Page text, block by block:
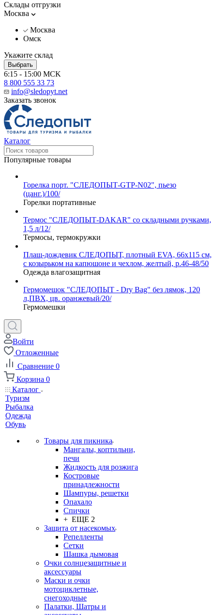
Склады отгрузки
Москва
Москва
Омск
Укажите склад
Выбрать
6:15 - 15:00 MCK
8 800 555 33 73
info@sledopyt.net
Заказать звонок
Каталог
Популярные товары
Горелка порт. "СЛЕДОПЫТ-GTP-N02", пьезо
(цанг.)/100/
Горелки портативные
Термос "СЛЕДОПЫТ-DAKAR" со складными ручками,
1,5 л/12/
Термосы, термокружки
Плащ-дождевик СЛЕДОПЫТ, плотный EVA, 66х115 см,
с козырьком на капюшоне и чехлом, желтый, р.46-48/50
Одежда влагозащитная
Гермомешок "СЛЕДОПЫТ - Dry Bag" без лямок, 120
л,ПВХ, цв. оранжевый/20/
Гермомешки
Войти
Отложенные
Сравнение 0
Корзина 0
Каталог
Туризм
Рыбалка
Одежда
Обувь
Товары для пикника
Мангалы, коптильни,
печи
Жидкость для розжига
Костровые
принадлежности
Шампуры, решетки
Опахало
Спички
+ ЕЩЕ 2
Защита от насекомых
Репелленты
Сетки
Шашка дымовая
Очки солнцезащитные и
аксессуары
Маски и очки
мотоциклетные,
снегоходные
Палатки, Шатры и